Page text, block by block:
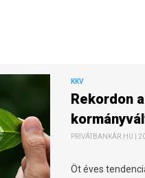
KKV
Rekordon
PRIVÁTBANKÁR.HU |
Öt éves